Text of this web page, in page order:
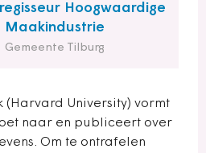
Hoogwaardige
Maakindustrie
Gemeente Tilburg
(Harvard University) vormt
naar en publiceert over
Om te ontrafelen